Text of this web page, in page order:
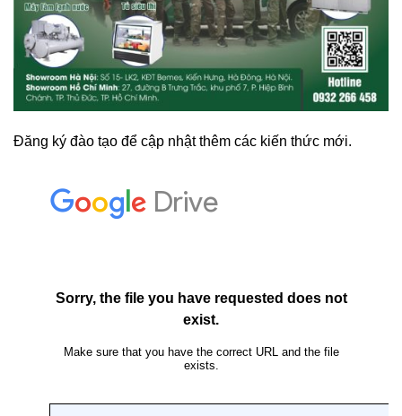
Đăng ký đào tạo để cập nhật thêm các kiến thức mới.